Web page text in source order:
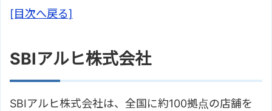
[目次へ戻る]
SBIアルヒ株式会社
SBIアルヒ株式会社は、全国に約100拠点の店舗を